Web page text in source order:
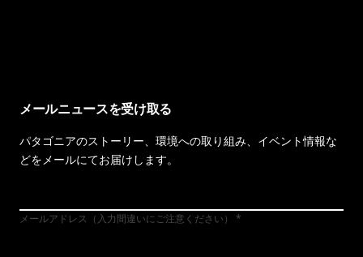
メールニュースを受け取る
パタゴニアのストーリー、環境への取り組み、イベント情報な
どをメールにてお届けします。
メールアドレス（入力間違いにご注意ください）